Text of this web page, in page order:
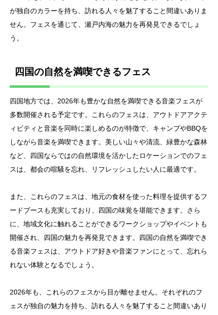
が独自のカラーを持ち、訪れる人々を魅了すること間違いありま
せん。フェスを通じて、瀬戸内海の魅力を再発見できるでしょ
う。
四国の自然を満喫できるフェス
四国地方では、2026年も豊かな自然を満喫できる音楽フェスが
多数開催される予定です。これらのフェスは、アウトドアアクテ
ィビティと音楽を同時に楽しめるのが特徴で、キャンプやBBQを
しながら音楽を満喫できます。美しい山々や清流、緑豊かな森林
など、四国ならではの自然環境を活かしたロケーションでのフェ
スは、都会の喧騒を忘れ、リフレッシュしたい人に最適です。
また、これらのフェスは、地元の食材を使った料理を提供するフ
ードブースも充実しており、四国の味覚を堪能できます。さら
に、地域文化に触れることができるワークショップやイベントも
開催され、四国の魅力を再発見できます。四国の自然を満喫でき
る音楽フェスは、アウトドア好きや音楽ファンにとって、忘れら
れない体験となるでしょう。
2026年も、これらのフェスから目が離せません。それぞれのフ
ェスが独自の魅力を持ち、訪れる人々を魅了すること間違いあり